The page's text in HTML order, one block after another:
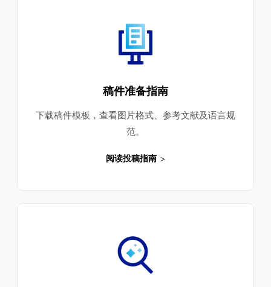
稿件准备指南
下载稿件模板，查看图片格式、参考文献及语言规
范。
阅读投稿指南